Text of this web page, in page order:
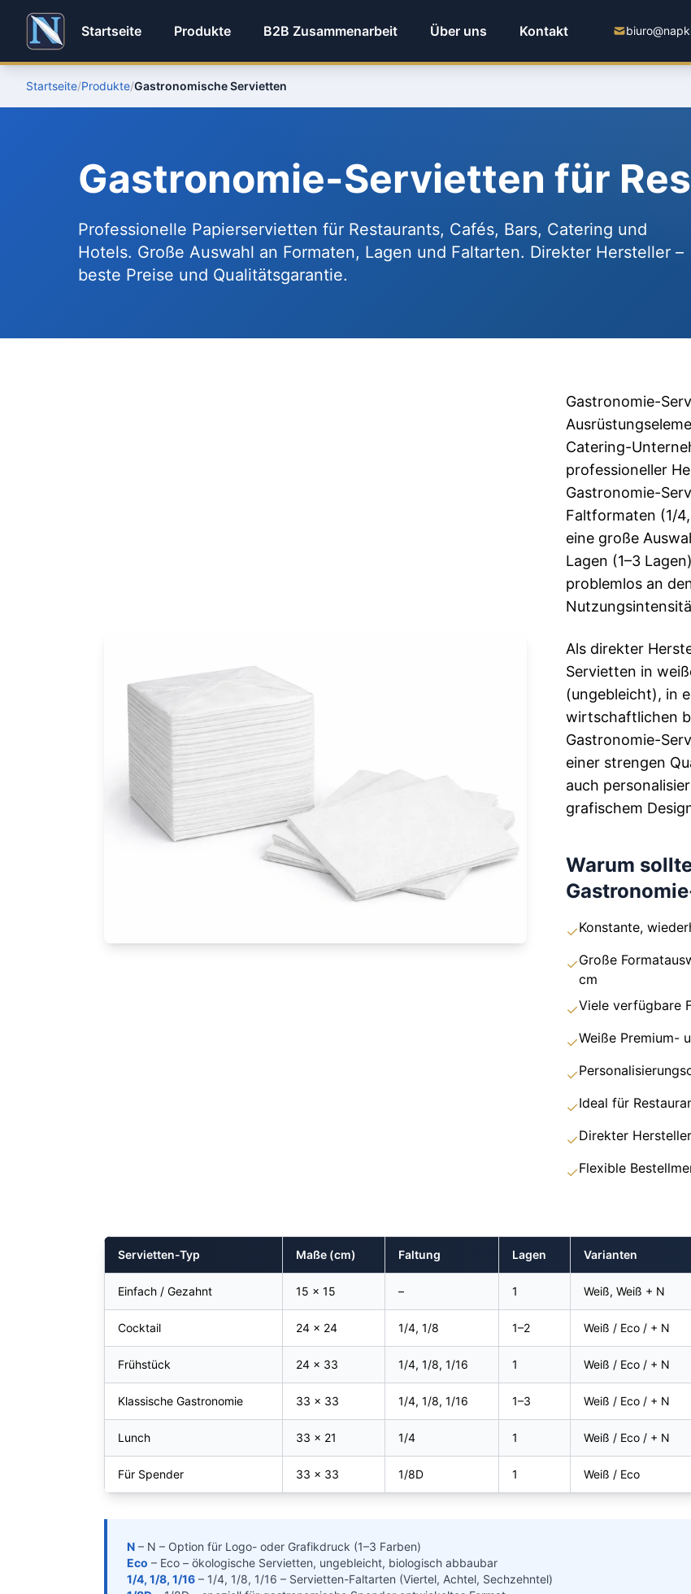
Startseite Produkte B2B Zusammenarbeit Über uns Kontakt
Startseite/Produkte/Gastronomische Servietten
Gastronomie-Servietten für
Professionelle Papierservietten für Restaurants, Cafés, Bars, Catering und
Hotels. Große Auswahl an Formaten, Lagen und Faltarten. Direkter Hersteller –
beste Preise und Qualitätsgarantie.
Gastronomie-
Catering-
professioneller
Gastronomie-
Faltformaten (1/
eine große
Lagen (1–3
problemlos an
Als direkter
Servietten in
(ungebleicht), in
wirtschaftlichen
Gastronomie-
einer strengen
auch
grafischem
Warum
✓Konstante,
✓Große
cm
✓Viele verfügbare
✓Weiße Premium-
✓
✓Ideal für
✓Direkter
✓Flexible
Servietten-Typ Maße (cm) Faltung Lagen Varianten
Einfach / Gezahnt 15 × 15 – 1 Weiß, Weiß + N
Cocktail 24 × 24 1/4, 1/8 1–2 Weiß / Eco / + N
Frühstück 24 × 33 1/4, 1/8, 1/16 1 Weiß / Eco / + N
Klassische Gastronomie 33 × 33 1/4, 1/8, 1/16 1–3 Weiß / Eco / + N
Lunch 33 × 21 1/4 1 Weiß / Eco / + N
Für Spender 33 × 33 1/8D 1 Weiß / Eco
N – N – Option für Logo- oder Grafikdruck (1–3 Farben)
Eco – Eco – ökologische Servietten, ungebleicht, biologisch abbaubar
1/4, 1/8, 1/16 – 1/4, 1/8, 1/16 – Servietten-Faltarten (Viertel, Achtel, Sechzehntel)